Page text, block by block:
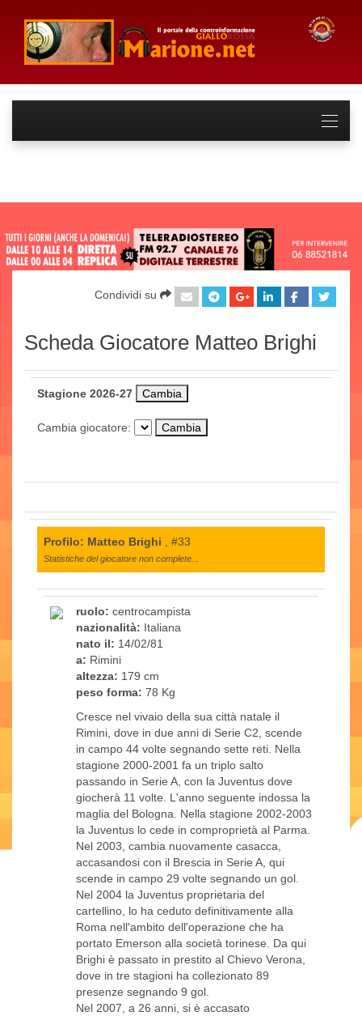
Condividi su
Scheda Giocatore Matteo Brighi
Stagione 2026-27
Cambia giocatore:
Profilo: Matteo Brighi , #33
Statistiche del giocatore non complete...
ruolo: centrocampista
nazionalità: Italiana
nato il: 14/02/81
a: Rimini
altezza: 179 cm
peso forma: 78 Kg
Cresce nel vivaio della sua città natale il
Rimini, dove in due anni di Serie C2, scende
in campo 44 volte segnando sette reti. Nella
stagione 2000-2001 fa un triplo salto
passando in Serie A, con la Juventus dove
giocherà 11 volte. L'anno seguente indossa la
maglia del Bologna. Nella stagione 2002-2003
la Juventus lo cede in comproprietà al Parma.
Nel 2003, cambia nuovamente casacca,
accasandosi con il Brescia in Serie A, qui
scende in campo 29 volte segnando un gol.
Nel 2004 la Juventus proprietaria del
cartellino, lo ha ceduto definitivamente alla
Roma nell'ambito dell'operazione che ha
portato Emerson alla società torinese. Da qui
Brighi è passato in prestito al Chievo Verona,
dove in tre stagioni ha collezionato 89
presenze segnando 9 gol.
Nel 2007, a 26 anni, si è accasato